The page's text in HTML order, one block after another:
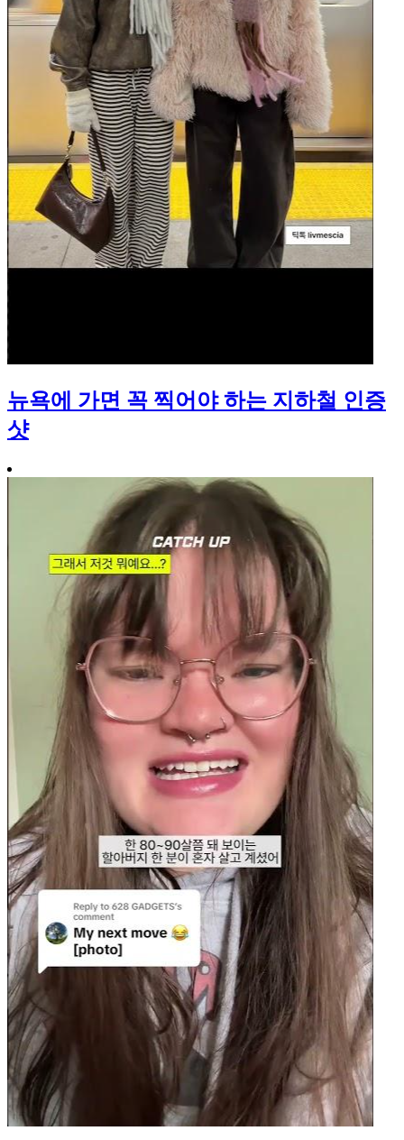
뉴욕에 가면 꼭 찍어야 하는 지하철 인증
샷